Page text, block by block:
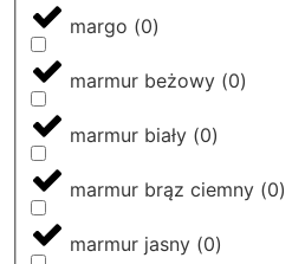
margo (0)
marmur beżowy (0)
marmur biały (0)
marmur brąz ciemny (0)
marmur jasny (0)